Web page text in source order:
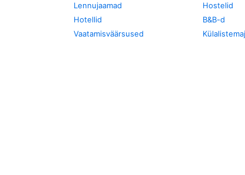
Lennujaamad
Hotellid
Vaatamisväärsused
Hostelid
B&B-d